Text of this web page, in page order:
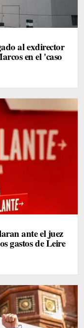
al exdirector
en el 'caso
ante el juez
gastos de Leire